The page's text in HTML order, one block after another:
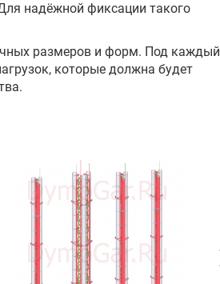
надёжной фиксации такого
размеров и форм. Под каждый
которые должна будет
2 СТВОЛ...
ТРУБЫ 21 М
10М